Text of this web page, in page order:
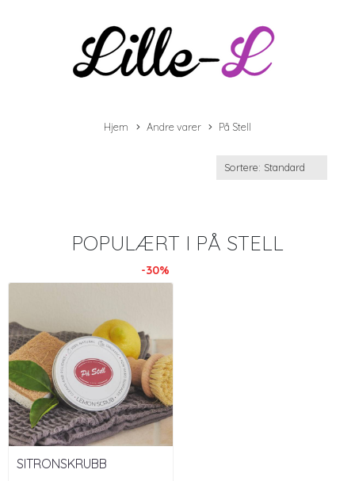
Hjem Andre varer På Stell
POPULÆRT I PÅ STELL
-30%
SITRONSKRUBB